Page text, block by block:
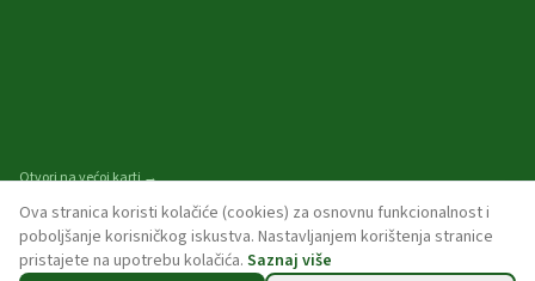
Otvori na većoj karti →
Ova stranica koristi kolačiće (cookies) za osnovnu funkcionalnost i
poboljšanje korisničkog iskustva. Nastavljanjem korištenja stranice
pristajete na upotrebu kolačića. Saznaj više